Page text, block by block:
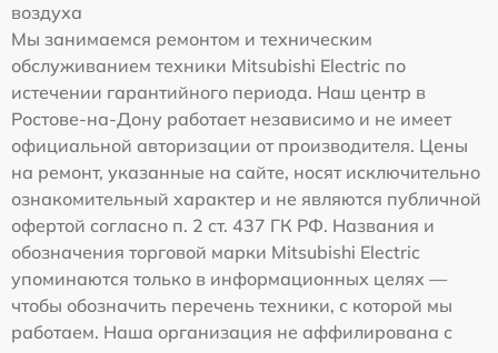
воздуха
Мы занимаемся ремонтом и техническим
обслуживанием техники Mitsubishi Electric по
истечении гарантийного периода. Наш центр в
Ростове-на-Дону работает независимо и не имеет
официальной авторизации от производителя. Цены
на ремонт, указанные на сайте, носят исключительно
ознакомительный характер и не являются публичной
офертой согласно п. 2 ст. 437 ГК РФ. Названия и
обозначения торговой марки Mitsubishi Electric
упоминаются только в информационных целях —
чтобы обозначить перечень техники, с которой мы
работаем. Наша организация не аффилирована с